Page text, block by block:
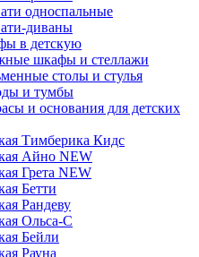
односпальные
диваны
в детскую
шкафы и стеллажи
столы и стулья
и тумбы
и основания для детских
Тимберика Кидс
Айно NEW
Грета NEW
Бетти
Рандеву
Ольса-С
Бейли
Рауна